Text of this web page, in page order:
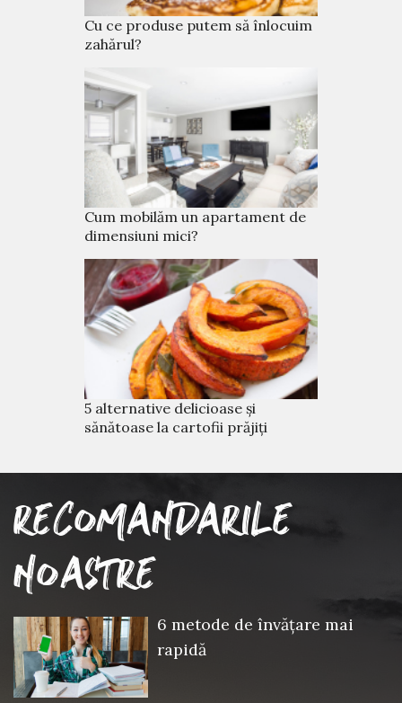
Cu ce produse putem să înlocuim
zahărul?
Cum mobilăm un apartament de
dimensiuni mici?
5 alternative delicioase și
sănătoase la cartofii prăjiți
RECOMANDARILE
NOASTRE
6 metode de învățare mai
rapidă